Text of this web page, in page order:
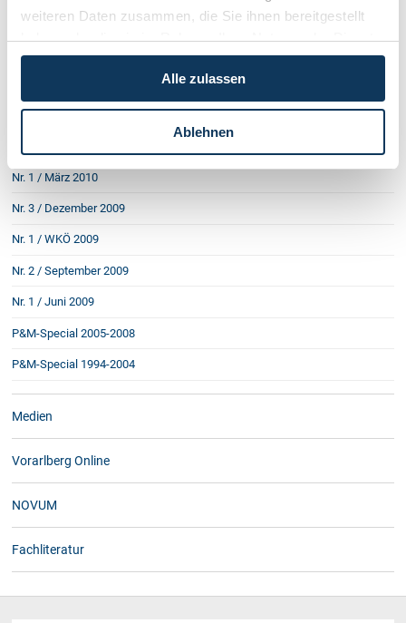
weiteren Daten zusammen, die Sie ihnen bereitgestellt
haben oder die sie im Rahmen Ihrer Nutzung der Dienste
gesammelt haben.
Alle zulassen
Ablehnen
Nr. 1 / März 2011
Nr. 4 / Dezember 2010
Nr. 2 / Juni 2010
Nr. 1 / März 2010
Nr. 3 / Dezember 2009
Nr. 1 / WKÖ 2009
Nr. 2 / September 2009
Nr. 1 / Juni 2009
P&M-Special 2005-2008
P&M-Special 1994-2004
Medien
Vorarlberg Online
NOVUM
Fachliteratur